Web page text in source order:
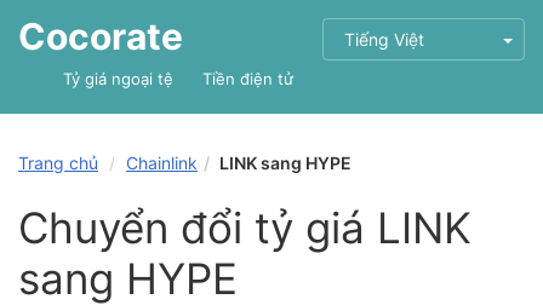
Cocorate Tiếng Việt
Tỷ giá ngoại tệ Tiền điện tử
Trang chủ Chainlink LINK sang HYPE
Chuyển đổi tỷ giá LINK
sang HYPE